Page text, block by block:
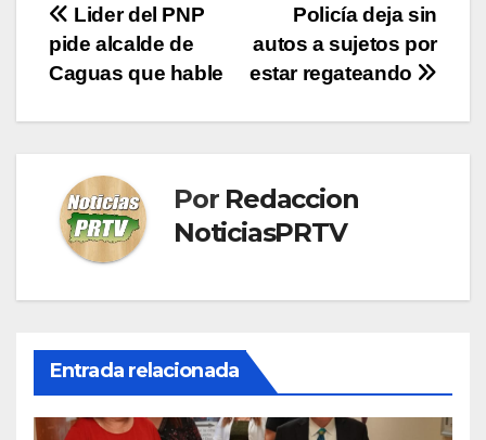
Navegación
de
entradas
Policía deja sin
autos a sujetos por
estar regateando
Lider del PNP
pide alcalde de
Caguas que hable
Por Redaccion
NoticiasPRTV
Entrada relacionada